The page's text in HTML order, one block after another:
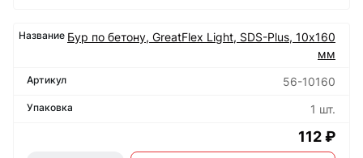
Бур по бетону, GreatFlex Light, SDS-Plus, 10х160
мм
56-10160
1 шт.
112 ₽